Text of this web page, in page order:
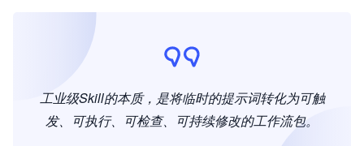
工业级Skill的本质，是将临时的提示词转化为可触
发、可执行、可检查、可持续修改的工作流包。